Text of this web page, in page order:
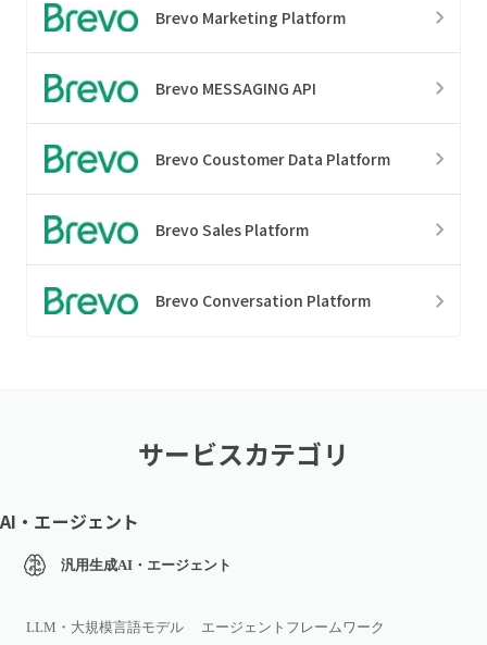
Brevo Marketing Platform
Brevo MESSAGING API
Brevo Coustomer Data Platform
Brevo Sales Platform
Brevo Conversation Platform
サービスカテゴリ
AI・エージェント
汎用生成AI・エージェント
LLM・大規模言語モデル エージェントフレームワーク